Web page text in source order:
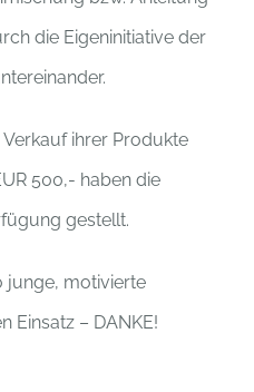
die Eigeninitiative der
ihrer Produkte
500,- haben die
gestellt.
junge, motivierte
Einsatz – DANKE!